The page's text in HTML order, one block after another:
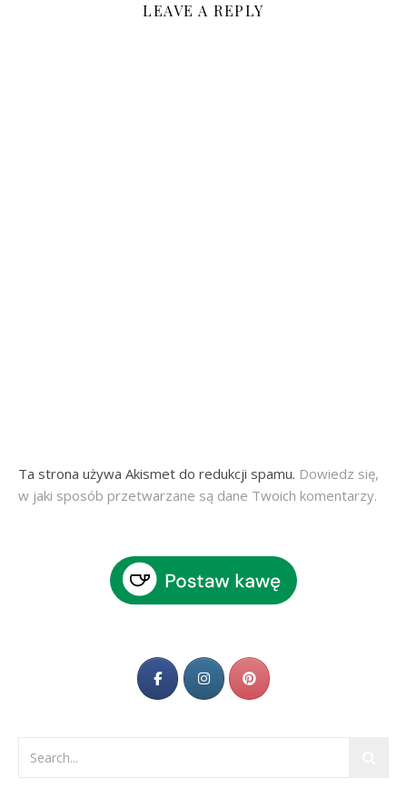
LEAVE A REPLY
Ta strona używa Akismet do redukcji spamu. Dowiedz się,
w jaki sposób przetwarzane są dane Twoich komentarzy.